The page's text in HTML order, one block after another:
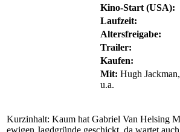
Kino-Start (USA):
Laufzeit:
Altersfreigabe:
Trailer:
Kaufen:
Mit: Hugh
u.a.
Kurzinhalt: Kaum hat Gabriel Van Helsing
ewigen Jagdgründe geschickt, da wartet